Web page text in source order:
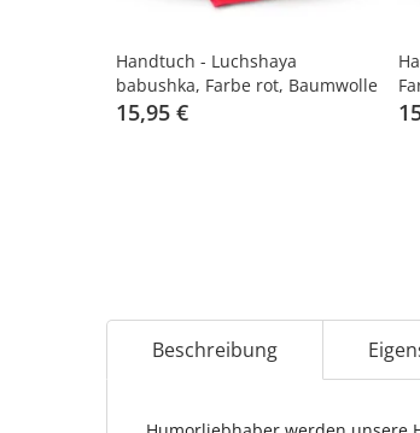
Handtuch - Luchshaya
babushka, Farbe rot, Baumwolle
100%
15,95 €
Beschreibung